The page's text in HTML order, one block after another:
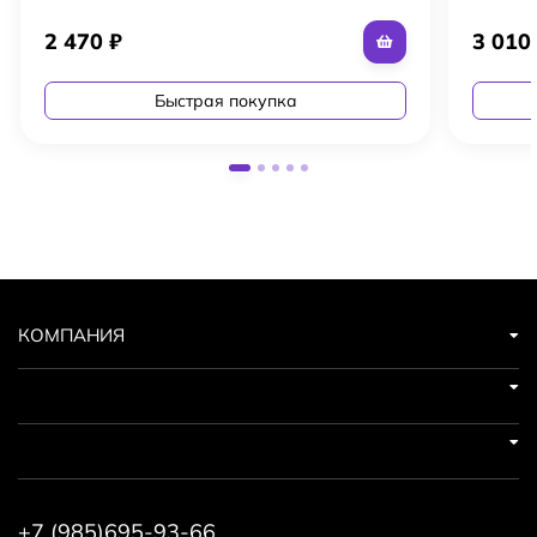
2 470₽
Быстрая покупка
3 010
КОМПАНИЯ